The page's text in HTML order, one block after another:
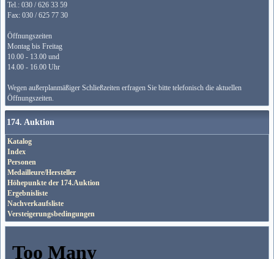
Tel.: 030 / 626 33 59
Fax: 030 / 625 77 30
Öffnungszeiten
Montag bis Freitag
10.00 - 13.00 und
14.00 - 16.00 Uhr
Wegen außerplanmäßiger Schließzeiten erfragen Sie bitte telefonisch die aktuellen
Öffnungszeiten.
174. Auktion
Katalog
Index
Personen
Medailleure/Hersteller
Höhepunkte der 174.Auktion
Ergebnisliste
Nachverkaufsliste
Versteigerungsbedingungen